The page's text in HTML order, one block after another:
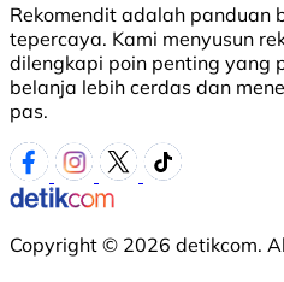
Rekomendit adalah panduan
tepercaya. Kami menyusun
dilengkapi poin penting yang
belanja lebih cerdas dan
pas.
Copyright © 2026 detikcom.